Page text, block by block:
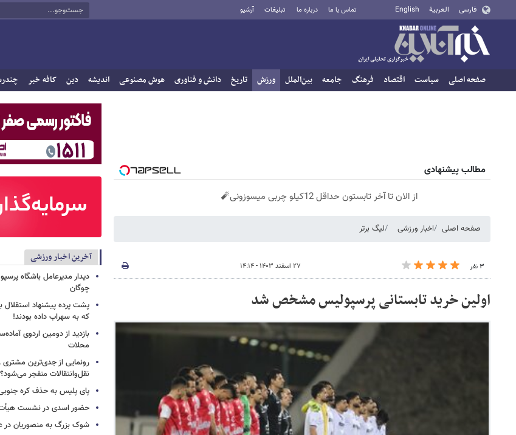
فارسی العربية English تماس با ما درباره ما تبلیغات آرشیو
صفحه اصلی سیاست اقتصاد فرهنگ جامعه بین‌الملل ورزش تاریخ دانش و فناوری هوش مصنوعی اندیشه دین کافه خبر
مطالب پیشنهادی
از الان تا آخر تابستون حداقل 12کیلو چربی میسوزونی🧨
صفحه اصلی اخبار ورزشی لیگ برتر
۳ نفر ۲۷ اسفند ۱۴۰۳ - ۱۴:۱۴
اولین خرید تابستانی پرسپولیس مشخص شد
آخرین اخبار ورزشی
دیدار مدیرعامل باشگاه
چوگان
پشت پرده پیشنهاد استقلال
که به سهراب داده بودند!
بازدید از دومین اردوی
محلات
رونمایی از جدی‌ترین مشتری
نقل‌وانتقالات منفجر می‌شود؟
پای پلیس به حذف کره
حضور اسدی در نشست هیأت
شوک بزرگ به منصوریان در